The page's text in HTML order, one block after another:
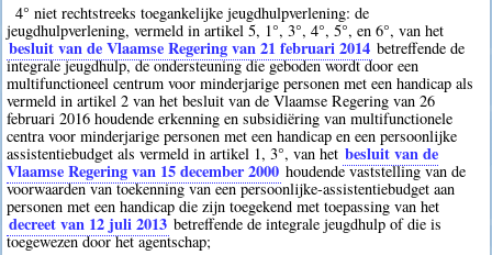
4° niet rechtstreeks toegankelijke jeugdhulpverlening: de
jeugdhulpverlening, vermeld in artikel 5, 1°, 3°, 4°, 5°, en 6°, van het
besluit van de Vlaamse Regering van 21 februari 2014 betreffende de
integrale jeugdhulp, de ondersteuning die geboden wordt door een
multifunctioneel centrum voor minderjarige personen met een handicap als
vermeld in artikel 2 van het besluit van de Vlaamse Regering van 26
februari 2016 houdende erkenning en subsidiëring van multifunctionele
centra voor minderjarige personen met een handicap en een persoonlijke
assistentiebudget als vermeld in artikel 1, 3°, van het besluit van de
Vlaamse Regering van 15 december 2000 houdende vaststelling van de
voorwaarden van toekenning van een persoonlijke-assistentiebudget aan
personen met een handicap die zijn toegekend met toepassing van het
decreet van 12 juli 2013 betreffende de integrale jeugdhulp of die is
toegewezen door het agentschap;